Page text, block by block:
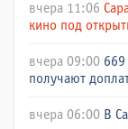
вчера 11:06
кино под
вчера 09:00 669
получают
вчера 06:00 В